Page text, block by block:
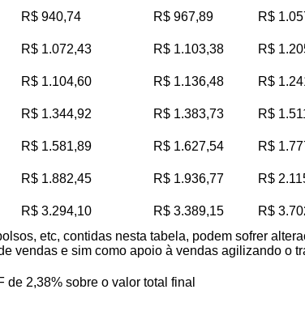
R$ 940,74 R$ 967,89 R$
R$ 1.072,43 R$ 1.103,38 R$
R$ 1.104,60 R$ 1.136,48 R$
R$ 1.344,92 R$ 1.383,73 R$
R$ 1.581,89 R$ 1.627,54 R$
R$ 1.882,45 R$ 1.936,77 R$
R$ 3.294,10 R$ 3.389,15 R$
etc, contidas nesta tabela, podem sofrer
vendas e sim como apoio à vendas agilizando o
de 2,38% sobre o valor total final